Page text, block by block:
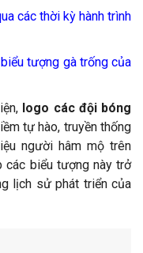
các thời kỳ hành trình
tượng gà trống của
logo các đội bóng
tự hào, truyền thống
người hâm mộ trên
các biểu tượng này trở
lịch sử phát triển của